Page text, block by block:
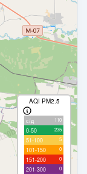
AQI PM2.5
с/д 110
0-50 235
51-100 5
101-150 0
151-200 0
201-300 0